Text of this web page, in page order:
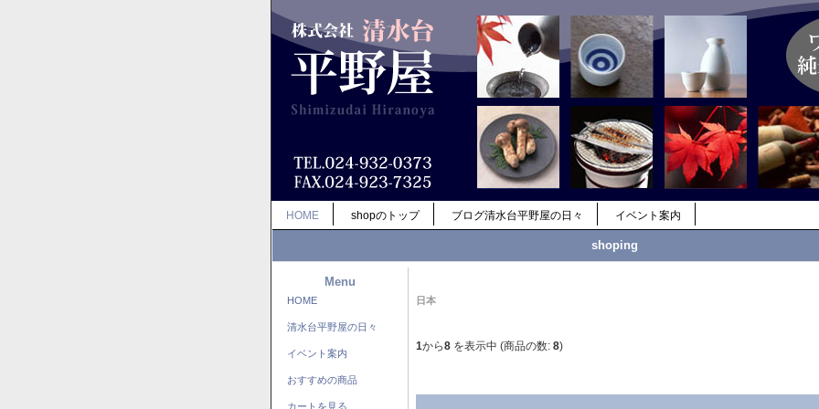
HOME shopのトップ ブログ清水台平野屋の日々 イベント案内
shoping
Menu
HOME
清水台平野屋の日々
イベント案内
おすすめの商品
カートを見る
日本
1から8 を表示中 (商品の数: 8)